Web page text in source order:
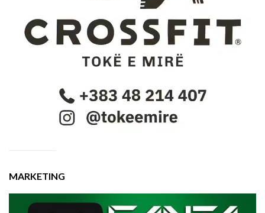
MARKETING